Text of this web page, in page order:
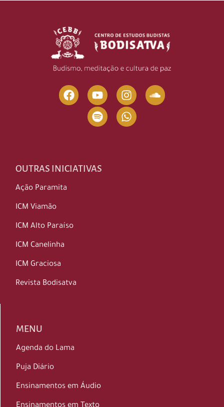
OUTRAS INICIATIVAS
Ação Paramita
ICM Viamão
ICM Alto Paraíso
ICM Canelinha
ICM Graciosa
Revista Bodisatva
MENU
Agenda do Lama
Puja Diário
Ensinamentos em Áudio